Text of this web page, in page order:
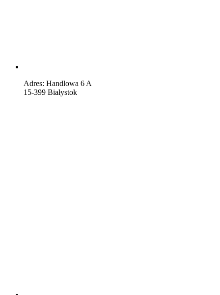
Adres: Handlowa 6 A
15-399 Białystok